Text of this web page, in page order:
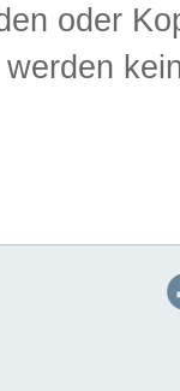
oder